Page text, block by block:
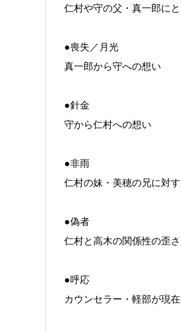
仁村や守の父・真一郎に
●喪失／月光
真一郎から守への想い
●針金
守から仁村への想い
●非雨
仁村の妹・美穂の兄に対
●偽者
仁村と高木の関係性の歪さ
●呼応
カウンセラー・軽部が現